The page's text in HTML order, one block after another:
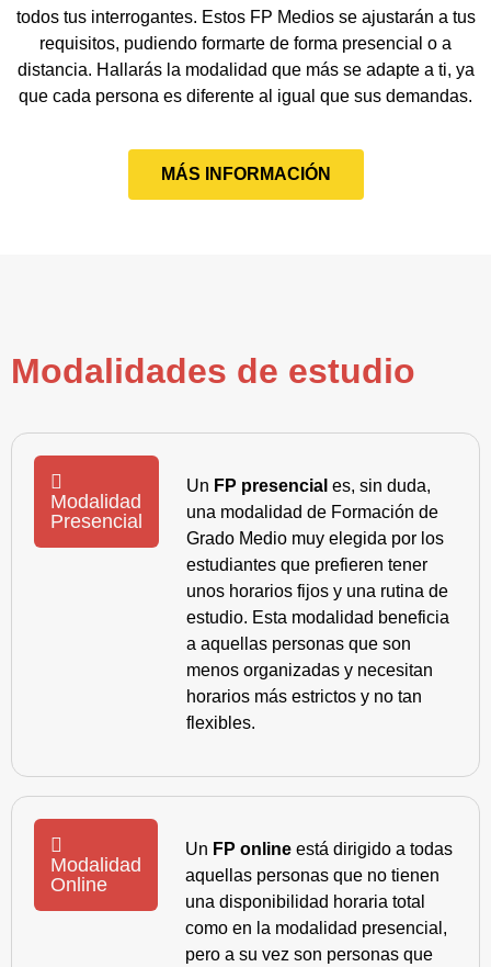
todos tus interrogantes. Estos FP Medios se ajustarán a tus
requisitos, pudiendo formarte de forma presencial o a
distancia. Hallarás la modalidad que más se adapte a ti, ya
que cada persona es diferente al igual que sus demandas.
MÁS INFORMACIÓN
Modalidades de estudio
Modalidad
Presencial
Un FP presencial es, sin duda,
una modalidad de Formación de
Grado Medio muy elegida por los
estudiantes que prefieren tener
unos horarios fijos y una rutina de
estudio. Esta modalidad beneficia
a aquellas personas que son
menos organizadas y necesitan
horarios más estrictos y no tan
flexibles.
Modalidad
Online
Un FP online está dirigido a todas
aquellas personas que no tienen
una disponibilidad horaria total
como en la modalidad presencial,
pero a su vez son personas que